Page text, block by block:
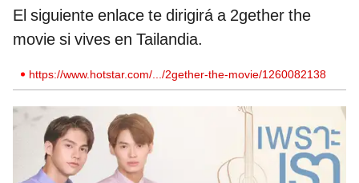
El siguiente enlace te dirigirá a 2gether the
movie si vives en Tailandia.
https://www.hotstar.com/.../2gether-the-movie/1260082138